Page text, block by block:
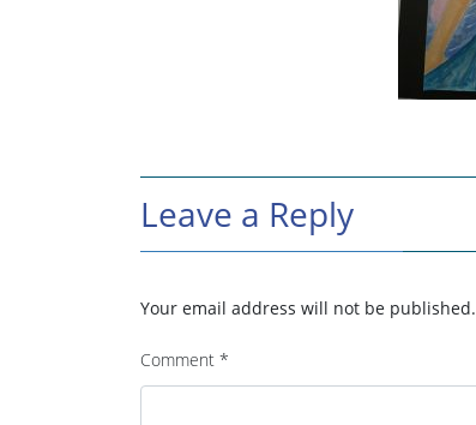
Leave a Reply
Your email address will not be published.
Comment *